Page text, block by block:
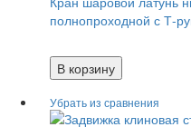
полнопроходной с Т-
В корзину